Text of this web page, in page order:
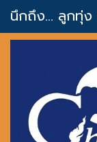
นึกถึง... ลูกทุ่ง